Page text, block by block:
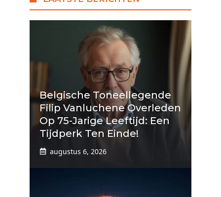
Belgische Toneellegende
Filip Vanluchene Overleden
Op 75-Jarige Leeftijd: Een
Tijdperk Ten Einde!
augustus 6, 2026